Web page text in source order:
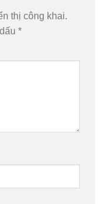
thị công khai.
*